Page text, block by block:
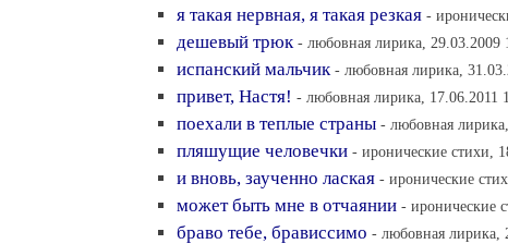
я такая нервная, я такая резкая -
дешевый трюк - любовная лирика, 29.03.2009
испанский мальчик - любовная лирика,
привет, Настя! - любовная лирика, 17.06.2011
поехали в теплые страны - любовная
пляшущие человечки - иронические стихи,
и вновь, заученно лаская - иронические
может быть мне в отчаянии - иронические
браво тебе, брависсимо - любовная лирика,